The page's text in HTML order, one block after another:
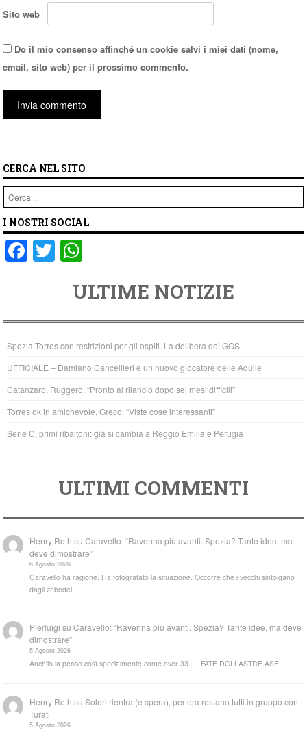
Sito web
Do il mio consenso affinché un cookie salvi i miei dati (nome,
email, sito web) per il prossimo commento.
CERCA NEL SITO
Cerca
I NOSTRI SOCIAL
F
e
b
o
o
k
T
er
at
s
A
p
p
ULTIME NOTIZIE
Spezia-Torres con restrizioni per gli ospiti. La delibera del GOS
UFFICIALE – Damiano Cancellieri è un nuovo giocatore delle Aquile
Catanzaro, Ruggero: “Pronto al rilancio dopo sei mesi difficili”
Torres ok in amichevole, Greco: “Viste cose interessanti”
Serie C, primi ribaltoni: già si cambia a Reggio Emilia e Perugia
ULTIMI COMMENTI
Henry Roth suCaravello: “Ravenna più avanti. Spezia? Tante idee, ma
deve dimostrare”
6 Agosto 2026
Caravello ha ragione. Ha fotografato la situazione. Occorre che i vecchi sintolgano
dagli zebedei!
Pierluigi suCaravello: “Ravenna più avanti. Spezia? Tante idee, ma deve
dimostrare”
5 Agosto 2026
Anch'io la penso così specialmente come over 33..... FATE DOI LASTRE ASE
Henry Roth suSoleri rientra (e spera), per ora restano tutti in gruppo con
Turati
5 Agosto 2026